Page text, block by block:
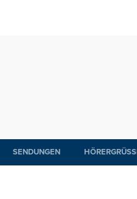
SENDUNGEN HÖRERGRÜSSE